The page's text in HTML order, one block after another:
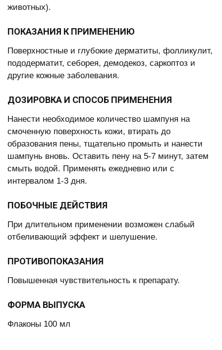
животных).
ПОКАЗАНИЯ К ПРИМЕНЕНИЮ
Поверхностные и глубокие дерматиты, фолликулит,
пододерматит, себорея, демодекоз, саркоптоз и
другие кожные заболевания.
ДОЗИРОВКА И СПОСОБ ПРИМЕНЕНИЯ
Нанести необходимое количество шампуня на
смоченную поверхность кожи, втирать до
образования пены, тщательно промыть и нанести
шампунь вновь. Оставить пену на 5-7 минут, затем
смыть водой. Применять ежедневно или с
интервалом 1-3 дня.
ПОБОЧНЫЕ ДЕЙСТВИЯ
При длительном применении возможен слабый
отбеливающий эффект и шелушение.
ПРОТИВОПОКАЗАНИЯ
Повышенная чувствительность к препарату.
ФОРМА ВЫПУСКА
Флаконы 100 мл